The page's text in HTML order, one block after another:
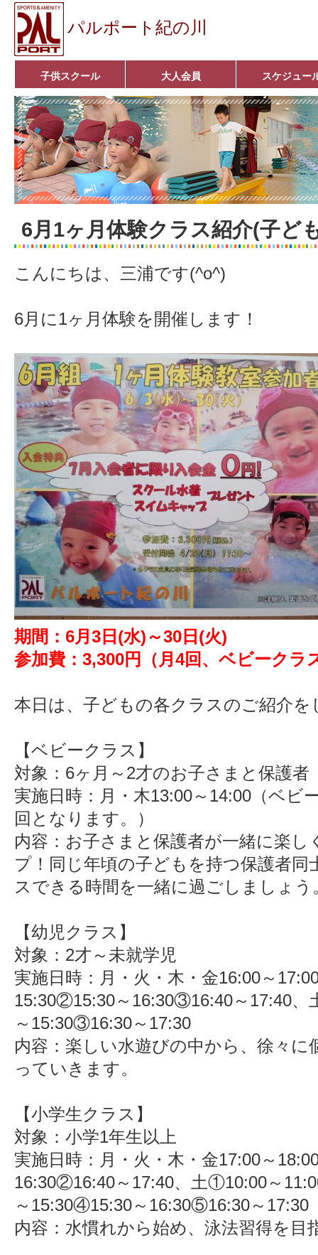
パルポート紀の川
子供スクール
ベビーコース
幼児コース
小学生コース
育成コース
選手コース
キッズパーク(体操教室)
子どもダンス教室
■入会案内■
大人会員
アクア悠々クラブ
いきいきコース
■入会案内■
スケジュー
6月1ヶ月体験クラス紹介(子ど
こんにちは、三浦です(^o^)
6月に1ヶ月体験を開催します！
期間：6月3日(水)～30日(火)
参加費：3,300円（月4回、ベビークラ
本日は、子どもの各クラスのご紹介を
【ベビークラス】
対象：6ヶ月～2才のお子さまと保護者
実施日時：月・木13:00～14:00（ベビ
回となります。）
内容：お子さまと保護者が一緒に楽
プ！同じ年頃の子どもを持つ保護者同
スできる時間を一緒に過ごしましょう
【幼児クラス】
対象：2才～未就学児
実施日時：月・火・木・金16:00～
15:30②15:30～16:30③16:40～17:40
～15:30③16:30～17:30
内容：楽しい水遊びの中から、徐々に
っていきます。
【小学生クラス】
対象：小学1年生以上
実施日時：月・火・木・金17:00～
16:30②16:40～17:40、土①10:00～
～15:30④15:30～16:30⑤16:30～17:30
内容：水慣れから始め、泳法習得を目